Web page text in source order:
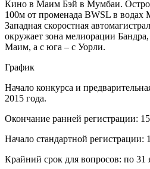
Кино в Маим Бэй в Мумбаи.
100м от променада BWSL в водах
Западная скоростная
окружает зона мелиорации Бандра,
Маим, а с юга – с Уорли.
График
Начало конкурса и
2015 года.
Окончание ранней регистрации:
Начало стандартной регистрации:
Крайний срок для вопросов: по 31